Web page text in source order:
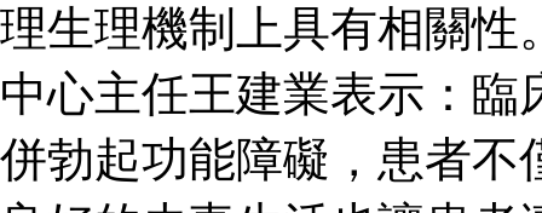
理生理機制上具有相關性
中心主任王建業表示：
併勃起功能障礙，患者不